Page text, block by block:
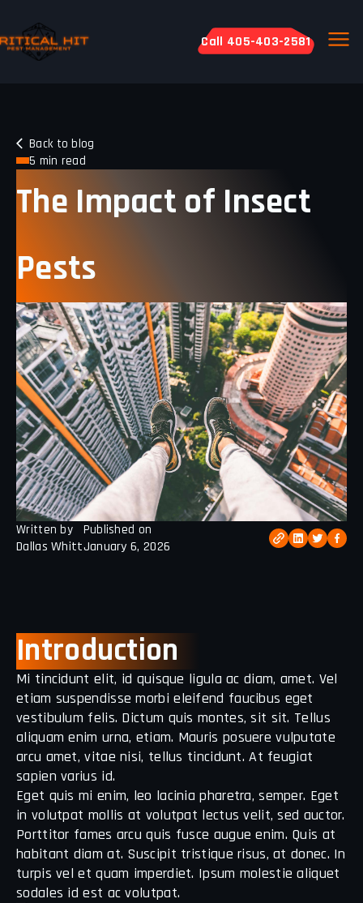
Call 405-403-2581
Back to blog
5 min read
The Impact of Insect
Pests
Written by
Dallas Whitt
Published on
January 6, 2026
Introduction
Mi tincidunt elit, id quisque ligula ac diam, amet. Vel
etiam suspendisse morbi eleifend faucibus eget
vestibulum felis. Dictum quis montes, sit sit. Tellus
aliquam enim urna, etiam. Mauris posuere vulputate
arcu amet, vitae nisi, tellus tincidunt. At feugiat
sapien varius id.
Eget quis mi enim, leo lacinia pharetra, semper. Eget
in volutpat mollis at volutpat lectus velit, sed auctor.
Porttitor fames arcu quis fusce augue enim. Quis at
habitant diam at. Suscipit tristique risus, at donec. In
turpis vel et quam imperdiet. Ipsum molestie aliquet
sodales id est ac volutpat.